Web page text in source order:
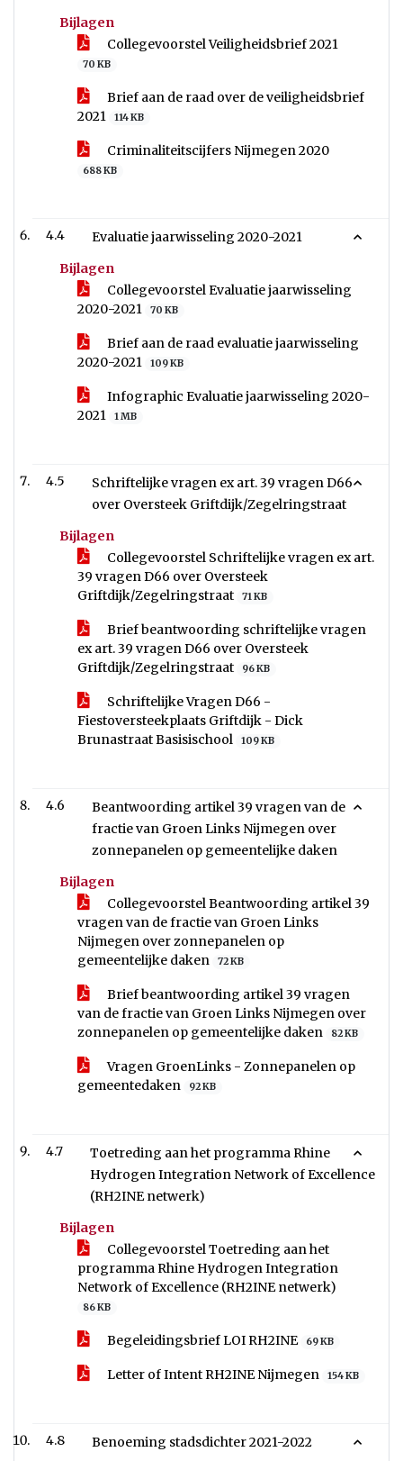
Bijlagen
Collegevoorstel Veiligheidsbrief 2021
70 KB
Brief aan de raad over de veiligheidsbrief
2021
114 KB
Criminaliteitscijfers Nijmegen 2020
688 KB
4.4
Evaluatie jaarwisseling 2020-2021
Bijlagen
Collegevoorstel Evaluatie jaarwisseling
2020-2021
70 KB
Brief aan de raad evaluatie jaarwisseling
2020-2021
109 KB
Infographic Evaluatie jaarwisseling 2020-
2021
1 MB
4.5
Schriftelijke vragen ex art. 39 vragen D66
over Oversteek Griftdijk/Zegelringstraat
Bijlagen
Collegevoorstel Schriftelijke vragen ex art.
39 vragen D66 over Oversteek
Griftdijk/Zegelringstraat
71 KB
Brief beantwoording schriftelijke vragen
ex art. 39 vragen D66 over Oversteek
Griftdijk/Zegelringstraat
96 KB
Schriftelijke Vragen D66 -
Fiestoversteekplaats Griftdijk - Dick
Brunastraat Basisischool
109 KB
4.6
Beantwoording artikel 39 vragen van de
fractie van Groen Links Nijmegen over
zonnepanelen op gemeentelijke daken
Bijlagen
Collegevoorstel Beantwoording artikel 39
vragen van de fractie van Groen Links
Nijmegen over zonnepanelen op
gemeentelijke daken
72 KB
Brief beantwoording artikel 39 vragen
van de fractie van Groen Links Nijmegen over
zonnepanelen op gemeentelijke daken
82 KB
Vragen GroenLinks - Zonnepanelen op
gemeentedaken
92 KB
4.7
Toetreding aan het programma Rhine
Hydrogen Integration Network of Excellence
(RH2INE netwerk)
Bijlagen
Collegevoorstel Toetreding aan het
programma Rhine Hydrogen Integration
Network of Excellence (RH2INE netwerk)
86 KB
Begeleidingsbrief LOI RH2INE 69 KB
Letter of Intent RH2INE Nijmegen 154 KB
4.8 Benoeming stadsdichter 2021-2022